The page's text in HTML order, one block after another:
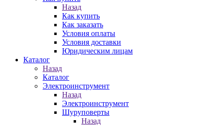
Назад
Как купить
Как заказать
Условия оплаты
Условия доставки
Юридическим лицам
Каталог
Назад
Каталог
Электроинструмент
Назад
Электроинструмент
Шуруповерты
Назад